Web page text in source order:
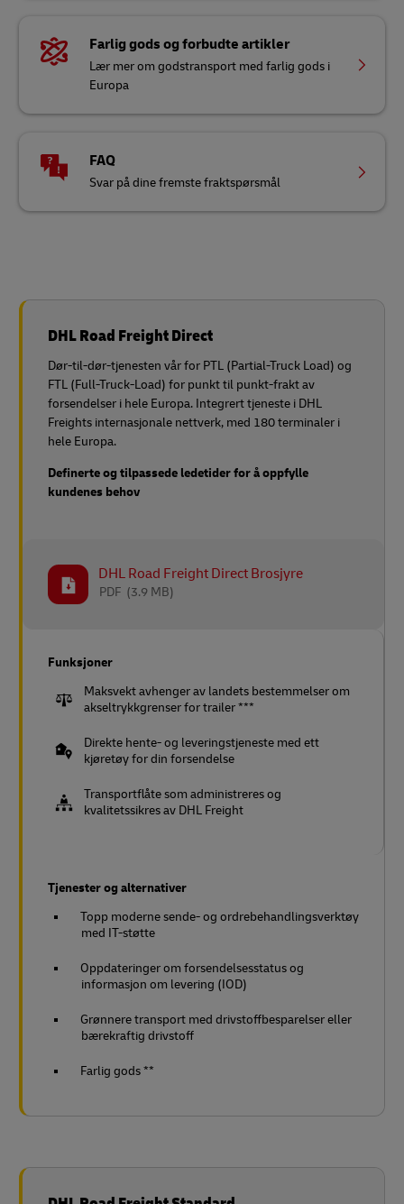
Farlig gods og forbudte artikler
Lær mer om godstransport med farlig gods i
Europa
FAQ
Svar på dine fremste fraktspørsmål
DHL Road Freight Direct
Dør-til-dør-tjenesten vår for PTL (Partial-Truck Load) og
FTL (Full-Truck-Load) for punkt til punkt-frakt av
forsendelser i hele Europa. Integrert tjeneste i DHL
Freights internasjonale nettverk, med 180 terminaler i
hele Europa.
Definerte og tilpassede ledetider for å oppfylle
kundenes behov
DHL Road Freight Direct Brosjyre
(3.9 MB)
PDF
Funksjoner
Maksvekt avhenger av landets bestemmelser om
akseltrykkgrenser for trailer ***
Direkte hente- og leveringstjeneste med ett
kjøretøy for din forsendelse
Transportflåte som administreres og
kvalitetssikres av DHL Freight
Tjenester og alternativer
Topp moderne sende- og ordrebehandlingsverktøy
med IT-støtte
Oppdateringer om forsendelsesstatus og
informasjon om levering (IOD)
Grønnere transport med drivstoffbesparelser eller
bærekraftig drivstoff
Farlig gods **